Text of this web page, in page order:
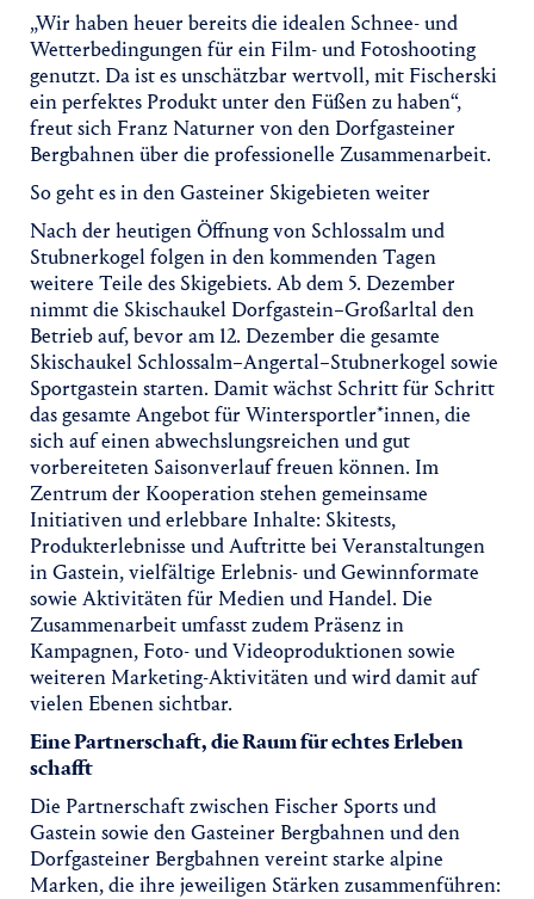
„Wir haben heuer bereits die idealen Schnee- und
Wetterbedingungen für ein Film- und Fotoshooting
genutzt. Da ist es unschätzbar wertvoll, mit Fischerski
ein perfektes Produkt unter den Füßen zu haben“,
freut sich Franz Naturner von den Dorfgasteiner
Bergbahnen über die professionelle Zusammenarbeit.
So geht es in den Gasteiner Skigebieten weiter
Nach der heutigen Öffnung von Schlossalm und
Stubnerkogel folgen in den kommenden Tagen
weitere Teile des Skigebiets. Ab dem 5. Dezember
nimmt die Skischaukel Dorfgastein–Großarltal den
Betrieb auf, bevor am 12. Dezember die gesamte
Skischaukel Schlossalm–Angertal–Stubnerkogel sowie
Sportgastein starten. Damit wächst Schritt für Schritt
das gesamte Angebot für Wintersportler*innen, die
sich auf einen abwechslungsreichen und gut
vorbereiteten Saisonverlauf freuen können. Im
Zentrum der Kooperation stehen gemeinsame
Initiativen und erlebbare Inhalte: Skitests,
Produkterlebnisse und Auftritte bei Veranstaltungen
in Gastein, vielfältige Erlebnis- und Gewinnformate
sowie Aktivitäten für Medien und Handel. Die
Zusammenarbeit umfasst zudem Präsenz in
Kampagnen, Foto- und Videoproduktionen sowie
weiteren Marketing-Aktivitäten und wird damit auf
vielen Ebenen sichtbar.
Eine Partnerschaft, die Raum für echtes Erleben
schafft
Die Partnerschaft zwischen Fischer Sports und
Gastein sowie den Gasteiner Bergbahnen und den
Dorfgasteiner Bergbahnen vereint starke alpine
Marken, die ihre jeweiligen Stärken zusammenführen: